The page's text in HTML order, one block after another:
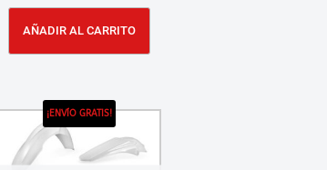
AÑADIR AL CARRITO
¡ENVÍO GRATIS!